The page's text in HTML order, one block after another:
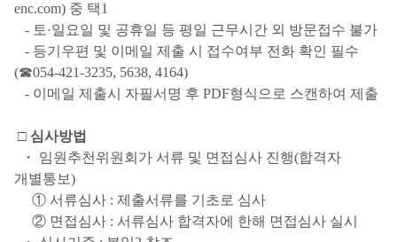
enc.com) 중 택1
- 토·일요일 및 공휴일 등 평일 근무시간 외 방문접수 불가
- 등기우편 및 이메일 제출 시 접수여부 전화 확인 필수
(☎054-421-3235, 5638, 4164)
- 이메일 제출시 자필서명 후 PDF형식으로 스캔하여 제출
□ 심사방법
・ 임원추천위원회가 서류 및 면접심사 진행(합격자
개별통보)
① 서류심사 : 제출서류를 기초로 심사
② 면접심사 : 서류심사 합격자에 한해 면접심사 실시